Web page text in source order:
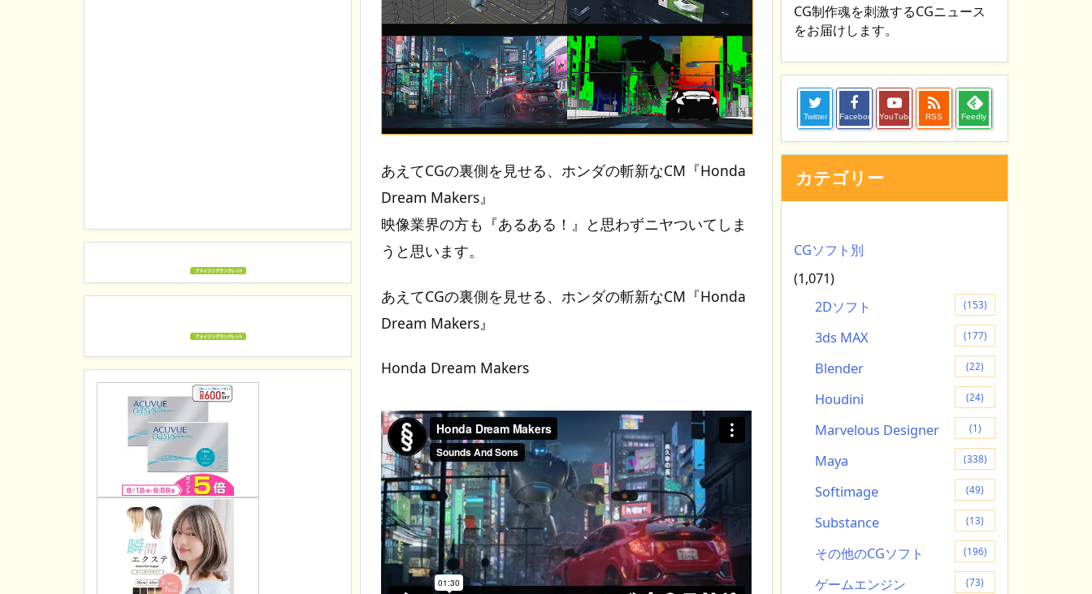
あえてCGの裏側を見せる、ホンダの斬新なCM『Honda
Dream Makers』
映像業界の方も『あるある！』と思わずニヤついてしま
うと思います。
あえてCGの裏側を見せる、ホンダの斬新なCM『Honda
Dream Makers』
Honda Dream Makers
CG制作魂を刺激するCGニュース
をお届けします。
Twitter Facebook YouTube

RSS Feedly
カテゴリー
CGソフト別
(1,071)
2Dソフト
(153)
3ds MAX (177)
Blender (22)
Houdini (24)
Marvelous Designer (1)
Maya (338)
Softimage (49)
Substance (13)
その他のCGソフト (196)
ゲームエンジン (73)